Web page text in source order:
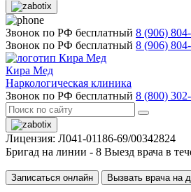
Звонок по РФ бесплатный 8 (906)
Звонок по РФ бесплатный 8 (906)
Кира Мед
Наркологическая клиника
Звонок по РФ бесплатный 8 (800)
Лицензия: Л041-01186-69/00342824
Бригад на линии - 8 Выезд врача в
Записаться онлайн
Вызвать врача на